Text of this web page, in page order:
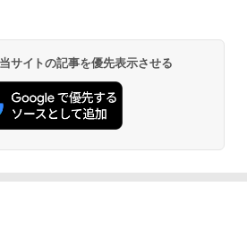
サイトの記事を優先表示させる